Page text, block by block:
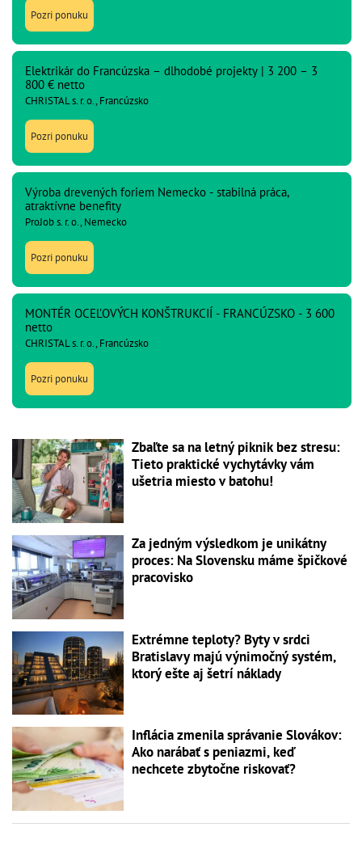
Pozri ponuku
Elektrikár do Francúzska – dlhodobé projekty | 3 200 – 3
800 € netto
CHRISTAL s. r. o., Francúzsko
Pozri ponuku
Výroba drevených foriem Nemecko - stabilná práca,
atraktívne benefity
ProJob s. r. o., Nemecko
Pozri ponuku
MONTÉR OCEĽOVÝCH KONŠTRUKCIÍ - FRANCÚZSKO - 3 600
netto
CHRISTAL s. r. o., Francúzsko
Pozri ponuku
Zbaľte sa na letný piknik bez stresu:
Tieto praktické vychytávky vám
ušetria miesto v batohu!
Za jedným výsledkom je unikátny
proces: Na Slovensku máme špičkové
pracovisko
Extrémne teploty? Byty v srdci
Bratislavy majú výnimočný systém,
ktorý ešte aj šetrí náklady
Inflácia zmenila správanie Slovákov:
Ako narábať s peniazmi, keď
nechcete zbytočne riskovať?